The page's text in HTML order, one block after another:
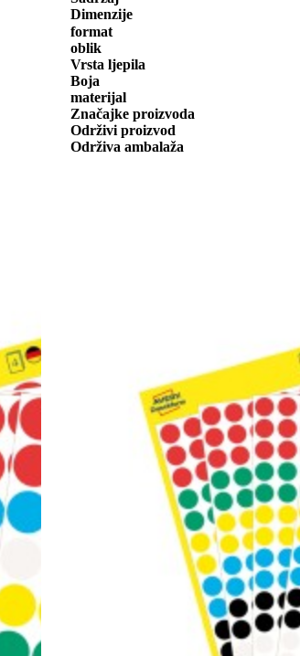
Dimenzije
format
oblik
Vrsta ljepila
Boja
materijal
Značajke proizvoda
Održivi proizvod
Održiva ambalaža